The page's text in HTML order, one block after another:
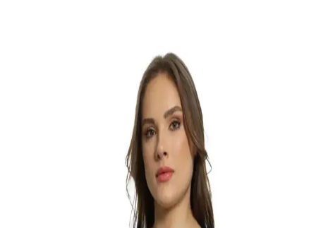
Soğuk ve karlı havalarda katmanlama, doğru kumaş seçimi ve
aksesuar kullanımıyla hem şık hem sıcak kalmanın yöntemleri
detaylı şekilde ele alınmaktadır.
Ağır Pamuklu Waffle Kumaşlı Termal Crewneck
Ürünler ve Uygun Alternatifleri İncelemesi
Pamuk waffle kumaşlı termal crewneck ürünler, farklı ağırlık ve
kesimlerle soğuk havalarda sıcaklık sağlar. Filson ve Taylor Stitch
gibi markalar yüksek fiyatlıyken, Bronson Mfg ve Pro 5 Thermal
uygun fiyatlı alternatifler sunar.
BGK 5' Li Sevimli Kadın Patik: Konfor ve Şıklığı